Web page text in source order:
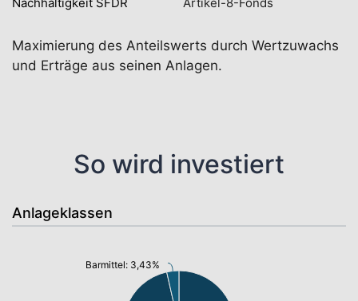
Maximierung des Anteilswerts durch Wertzuwachs
und Erträge aus seinen Anlagen.
So wird investiert
Anlageklassen
Barmittel: 3,43%